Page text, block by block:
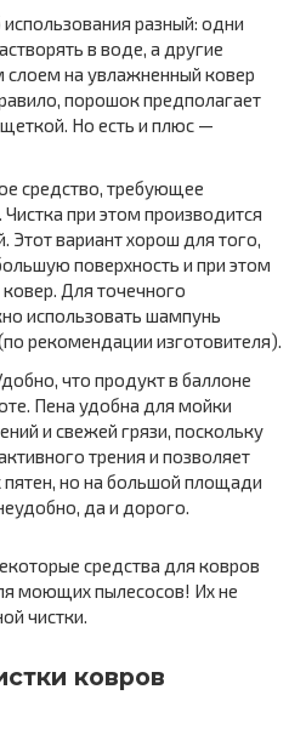
использования разный: одни
в воде, а другие
слоем на увлажненный ковер
порошок предполагает
Но есть и плюс —
средство, требующее
при этом производится
Этот вариант хорош для того,
поверхность и при этом
Для точечного
использовать шампунь
рекомендации изготовителя).
что продукт в баллоне
Пена удобна для мойки
и свежей грязи, поскольку
трения и позволяет
но на большой площади
да и дорого.
средства для ковров
моющих пылесосов! Их не
чистки.
ковров